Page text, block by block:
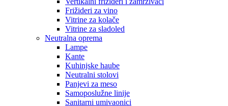
Frižideri za vino
Vitrine za kolače
Vitrine za sladoled
Neutralna oprema
Lampe
Kante
Kuhinjske haube
Neutralni stolovi
Panjevi za meso
Samoposlužne linije
Sanitarni umivaonici